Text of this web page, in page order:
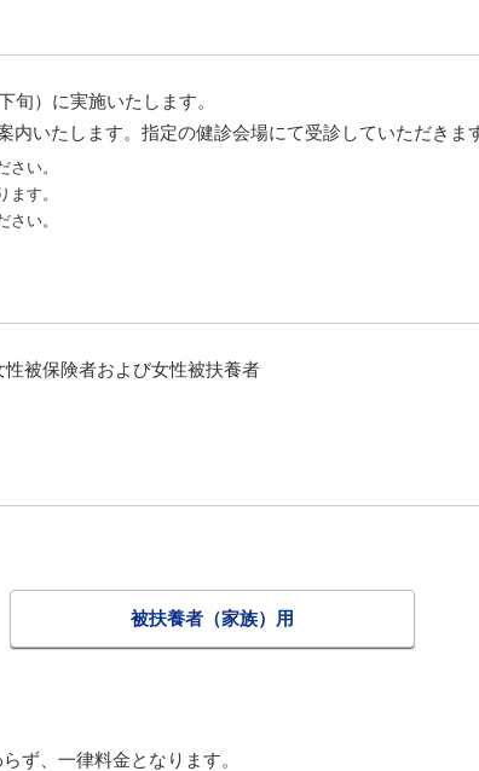
旬）に実施いたします。
内いたします。指定の健診会場にて受診していただきま
い。
す。
い。
被保険者および女性被扶養者
被扶養者（家族）用
ず、一律料金となります。